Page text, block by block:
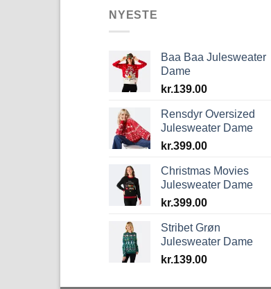
NYESTE
Baa Baa Julesweater
Dame
kr.139.00
Rensdyr Oversized
Julesweater Dame
kr.399.00
Christmas Movies
Julesweater Dame
kr.399.00
Stribet Grøn
Julesweater Dame
kr.139.00